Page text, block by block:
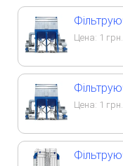
Цена: 1 грн.
Цена: 1 грн.